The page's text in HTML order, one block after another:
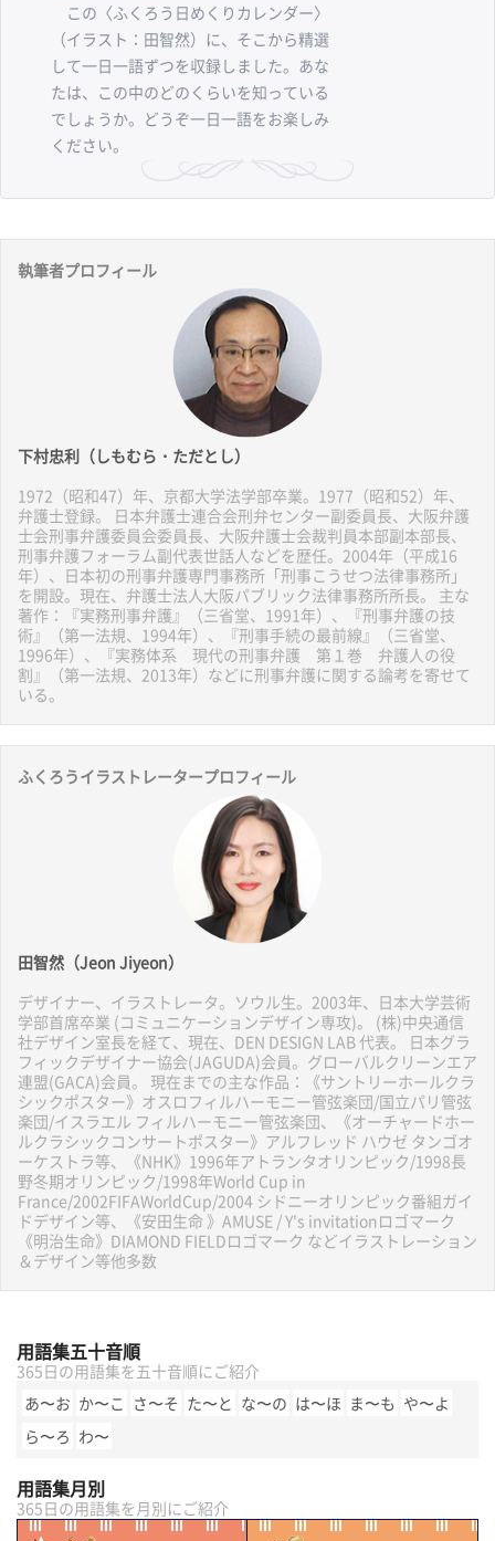
この〈ふくろう日めくりカレンダー〉
（イラスト：田智然）に、そこから精選
して一日一語ずつを収録しました。あな
たは、この中のどのくらいを知っている
でしょうか。どうぞ一日一語をお楽しみ
ください。
執筆者プロフィール
下村忠利（しもむら・ただとし）
1972（昭和47）年、京都大学法学部卒業。1977（昭和52）年、
弁護士登録。 日本弁護士連合会刑弁センター副委員長、大阪弁護
士会刑事弁護委員会委員長、大阪弁護士会裁判員本部副本部長、
刑事弁護フォーラム副代表世話人などを歴任。2004年（平成16
年）、日本初の刑事弁護専門事務所「刑事こうせつ法律事務所」
を開設。現在、弁護士法人大阪パブリック法律事務所所長。 主な
著作：『実務刑事弁護』（三省堂、1991年）、『刑事弁護の技
術』（第一法規、1994年）、『刑事手続の最前線』（三省堂、
1996年）、『実務体系 現代の刑事弁護 第１巻 弁護人の役
割』（第一法規、2013年）などに刑事弁護に関する論考を寄せて
いる。
ふくろうイラストレータープロフィール
田智然（Jeon Jiyeon）
デザイナー、イラストレータ。ソウル生。2003年、日本大学芸術
学部首席卒業 (コミュニケーションデザイン専攻)。 (株)中央通信
社デザイン室長を経て、現在、DEN DESIGN LAB 代表。 日本グラ
フィックデザイナー協会(JAGUDA)会員。グローバルクリーンエア
連盟(GACA)会員。 現在までの主な作品：《サントリーホールクラ
シックポスター》オスロフィルハーモニー管弦楽団/国立パリ管弦
楽団/イスラエル フィルハーモニー管弦楽団、《オーチャードホー
ルクラシックコンサートポスター》アルフレッド ハウゼ タンゴオ
ーケストラ等、《NHK》1996年アトランタオリンピック/1998長
野冬期オリンピック/1998年World Cup in
France/2002FIFAWorldCup/2004 シドニーオリンピック番組ガイ
ドデザイン等、《安田生命 》AMUSE / Y's invitationロゴマーク
《明治生命》DIAMOND FIELDロゴマーク などイラストレーション
＆デザイン等他多数
用語集五十音順
365日の用語集を五十音順にご紹介
あ〜お か〜こ さ〜そ た〜と な〜の は〜ほ ま〜も や〜よ
ら〜ろ わ〜
用語集月別
365日の用語集を月別にご紹介